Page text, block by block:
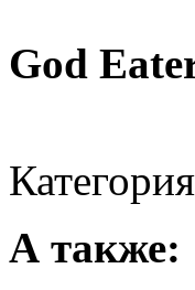
God
А также: